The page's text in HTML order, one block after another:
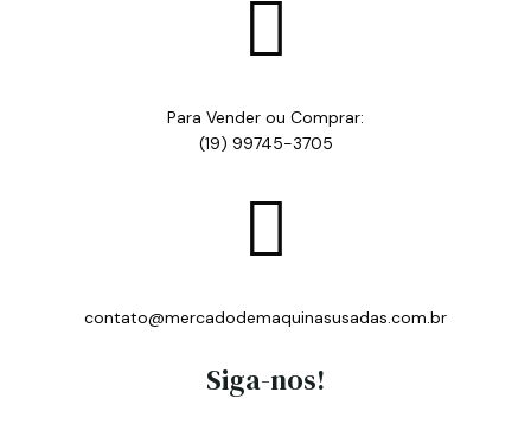

Para Vender ou Comprar:
(19) 99745-3705

contato@mercadodemaquinasusadas.com.br
Siga-nos!